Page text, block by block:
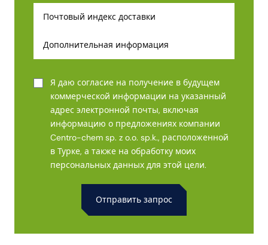
Я даю согласие на получение в будущем
коммерческой информации на указанный
адрес электронной почты, включая
информацию о предложениях компании
Centro-chem sp. z o.o. sp.k., расположенной
в Турке, а также на обработку моих
персональных данных для этой цели.